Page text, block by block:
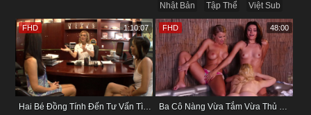
Nhật Bản
Tập Thể Việt Sub
FHD 1:10:07 FHD 48:00